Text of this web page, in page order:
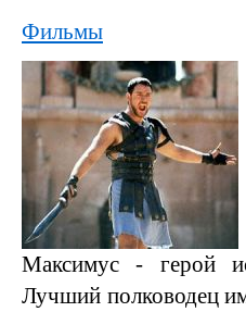
Фильмы
Максимус - герой
Лучший полководец